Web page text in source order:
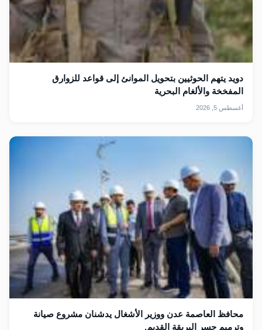
دويد يتهم الحوثيين بتحويل الموانئ إلى قواعد للزوارق
المفخخة والألغام البحرية
أغسطس 5, 2026
محافظ العاصمة عدن ووزير الأشغال يدشنان مشروع صيانة
وترميم جسر البريقة القديم.